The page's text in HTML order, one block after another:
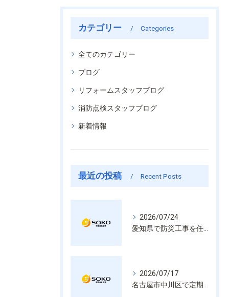
カテゴリー Categories
全てのカテゴリー
ブログ
リフォームスタッフブログ
消防点検スタッフブログ
新着情報
最近の投稿 Recent Posts
2026/07/24
2026/07/17